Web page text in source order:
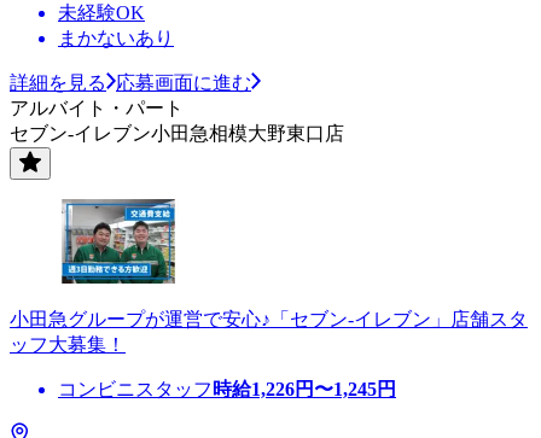
未経験OK
まかないあり
詳細を見る
応募画面に進む
アルバイト・パート
セブン-イレブン小田急相模大野東口店
小田急グループが運営で安心♪「セブン-イレブン」店舗スタ
ッフ大募集！
コンビニスタッフ 時給1,226円〜1,245円